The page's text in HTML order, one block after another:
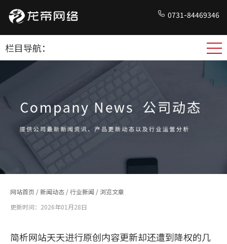
0731-84469346
栏目导航：
网站首页 /新闻动态 /行业新闻 / 浏览文章
更新时间：2026年01月28日
简析网站天天进行原创内容更新却还遭到降权的几